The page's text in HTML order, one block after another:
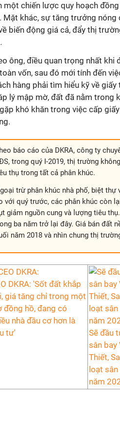
một chiến lược quy hoạch
Mặt khác, sự tăng trưởng nóng
biến động giá cả, đẩy thị
ông, điều quan trọng nhất
vốn, sau đó mới tính đến
hàng phải tìm hiểu kỹ về
lý mập mờ, đất đã nằm trong
khó khăn trong việc cấp
báo cáo của DKRA, công ty
trong quý I-2019, thị trường
thụ trong tất cả phân khúc.
trừ phân khúc nhà phố, biệt
với quý trước, các phân khúc còn
giảm nguồn cung và lượng tiêu
ba năm trở lại đây. Giá bán đất
năm 2018 và nhìn chung thị
DKRA: 'Sốt đất khắp
giá tăng chỉ trong một
đồng hồ, đang có
nhà đầu cơ hơn là
tư'
Sẽ đầu
sân bay
Thiết,
loạt
năm